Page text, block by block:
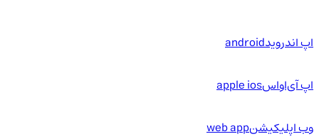
اپ اندرویدandroid
اپ آی‌او‌اسapple ios
وب اپلیکیشنweb app